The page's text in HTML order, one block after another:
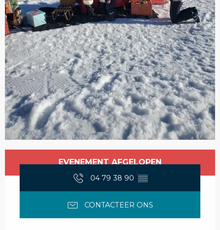
Openingstijden en contactgegevens
EVENEMENT AFGELOPEN
04 79 38 90 ▒▒
CONTACTEER ONS